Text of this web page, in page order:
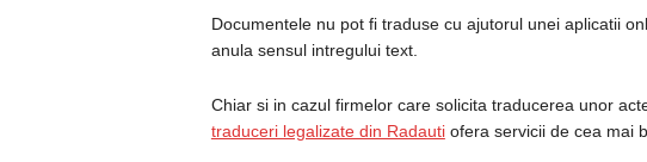
Documentele nu pot fi traduse cu ajutorul unei aplicatii
anula sensul intregului text.
Chiar si in cazul firmelor care solicita traducerea unor
traduceri legalizate din Radautiofera servicii de cea mai